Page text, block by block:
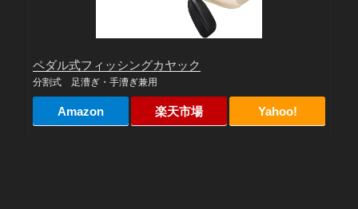
ペダル式フィッシングカヤック
分割式 足漕ぎ・手漕ぎ兼用
Amazon 楽天市場 Yahoo!